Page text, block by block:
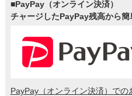
■PayPay（オンライン決済）
チャージしたPayPay残高から簡
PayPay（オンライン決済）での